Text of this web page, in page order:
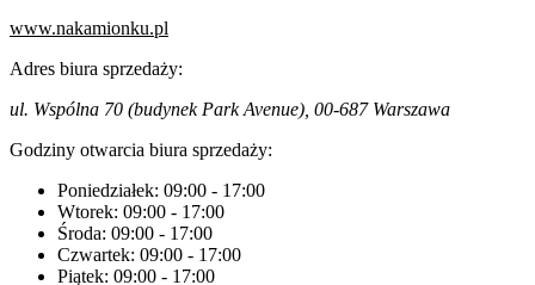
www.nakamionku.pl
Adres biura sprzedaży:
ul. Wspólna 70 (budynek Park Avenue), 00-687 Warszawa
Godziny otwarcia biura sprzedaży:
Poniedziałek: 09:00 - 17:00
Wtorek: 09:00 - 17:00
Środa: 09:00 - 17:00
Czwartek: 09:00 - 17:00
Piątek: 09:00 - 17:00